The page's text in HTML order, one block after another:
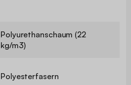
Polyurethanschaum (22
kg/m3)
Polyesterfasern